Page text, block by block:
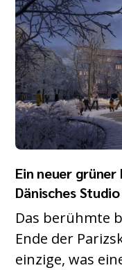
Ein neuer grüner
Dänisches
Das berühmte
Ende der
einzige, was